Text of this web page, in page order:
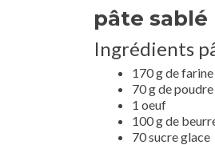
pâte sablé
Ingrédients
170 g de farine
70 g de poudre
1 oeuf
100 g de
70 sucre glace